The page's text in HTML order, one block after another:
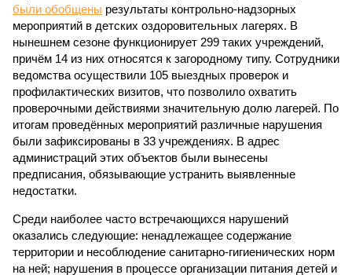
были обобщены результаты контрольно-надзорных
мероприятий в детских оздоровительных лагерях. В
нынешнем сезоне функционирует 299 таких учреждений,
причём 14 из них относятся к загородному типу. Сотрудники
ведомства осуществили 105 выездных проверок и
профилактических визитов, что позволило охватить
проверочными действиями значительную долю лагерей. По
итогам проведённых мероприятий различные нарушения
были зафиксированы в 33 учреждениях. В адрес
администраций этих объектов были вынесены
предписания, обязывающие устранить выявленные
недостатки.
Среди наиболее часто встречающихся нарушений
оказались следующие: ненадлежащее содержание
территории и несоблюдение санитарно-гигиенических норм
на ней; нарушения в процессе организации питания детей и